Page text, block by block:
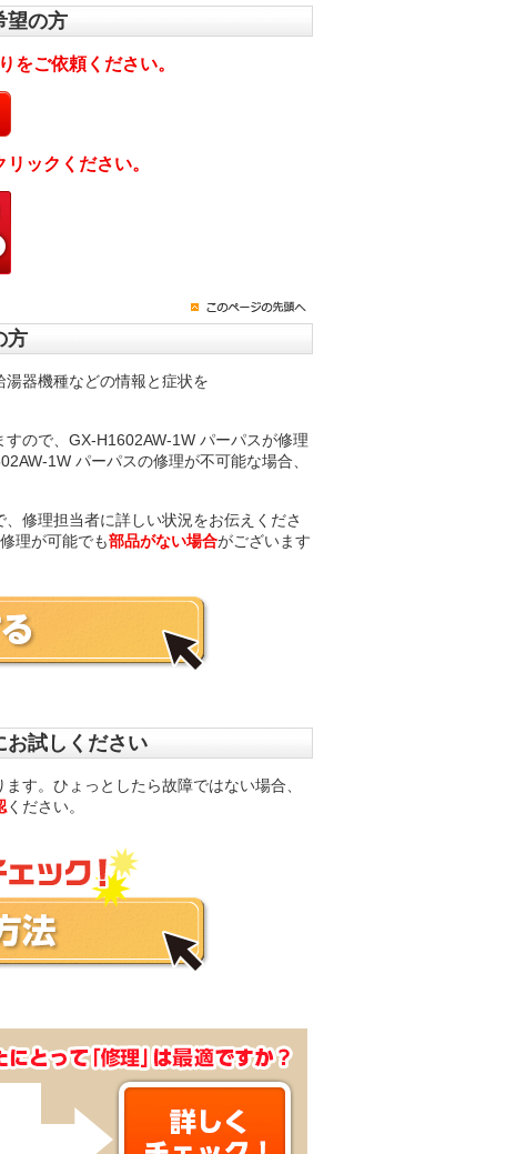
望の方
をご依頼ください。
ックください。
方
器機種などの情報と症状を
ので、GX-H1602AW-1W パーパスが修理
1W パーパスの修理が不可能な場合、
修理担当者に詳しい状況をお伝えくださ
理が可能でも部品がない場合がございます
お試しください
す。ひょっとしたら故障ではない場合、
ください。